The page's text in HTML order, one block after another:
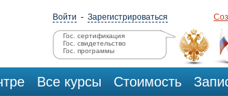
Войти - Зарегистрироваться
Гос. сертификация
Гос. свидетельство
Гос. программы
Все курсы Стоимость